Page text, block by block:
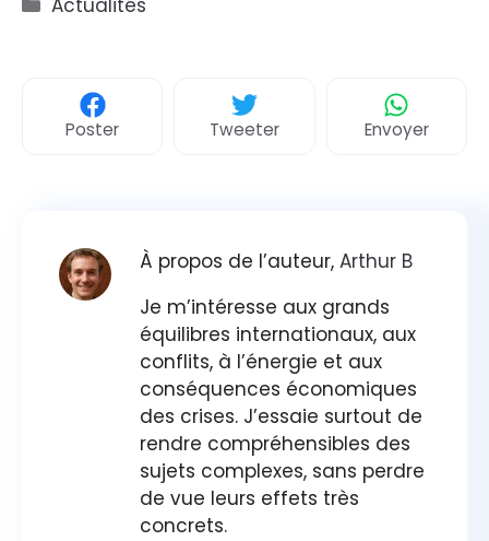
Actualités
Poster Tweeter Envoyer
À propos de l’auteur, Arthur B
Je m’intéresse aux grands
équilibres internationaux, aux
conflits, à l’énergie et aux
conséquences économiques
des crises. J’essaie surtout de
rendre compréhensibles des
sujets complexes, sans perdre
de vue leurs effets très
concrets.